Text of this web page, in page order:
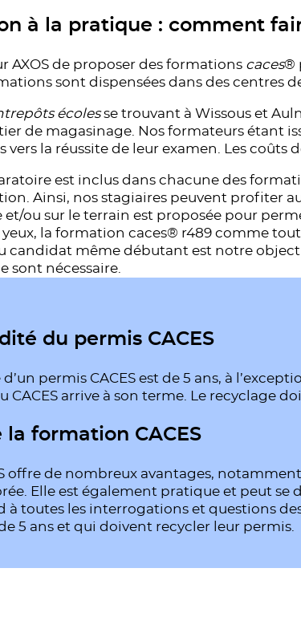
à la pratique : comment
AXOS de proposer des formations caces®
sont dispensées dans des centres
écolesse trouvant à Wissous et
de magasinage. Nos formateurs étant
vers la réussite de leur examen. Les
est inclus dans chacune des
Ainsi, nos stagiaires peuvent profiter
et/ou sur le terrain est proposée pour
la formation caces® r489 comme
candidat même débutant est notre
sont nécessaire.
du permis CACES
d’un permis CACES est de 5 ans, à
CACES arrive à son terme. Le recyclage
formation CACES
offre de nombreux avantages,
Elle est également pratique et peut se
à toutes les interrogations et questions
5 ans et qui doivent recycler leur permis.